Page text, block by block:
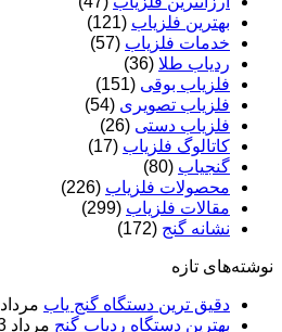
بهترین فلزیاب (121)
خدمات فلزیاب (57)
ردیاب طلا (36)
فلزیاب بوقی (151)
فلزیاب تصویری (54)
فلزیاب دستی (26)
کاتالوگ فلزیاب (17)
گنجیاب (80)
محصولات فلزیاب (226)
مقالات فلزیاب (299)
نشانه گنج (172)
نوشته‌های تازه
دقیق ترین دستگاه گنج یاب مرداد 14, 1405
بهترین دستگاه ردیاب گنج مرداد 13, 1405